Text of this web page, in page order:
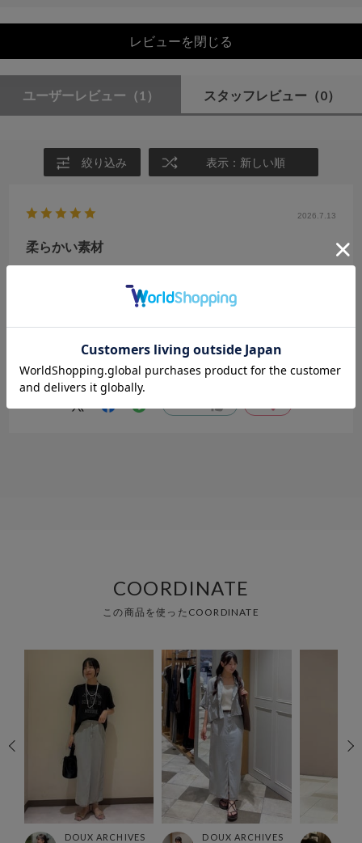
レビューを閉じる
ユーザーレビュー （1） スタッフレビュー （0）
絞り込み 表示：新しい順
2026.7.13
柔らかい素材
no name
柔らかいちょうど良い生地で夏でも履き心地が良かった。
COORDINATE
この商品を使ったCOORDINATE
DOUX ARCHIVES DOUX ARCHIVES